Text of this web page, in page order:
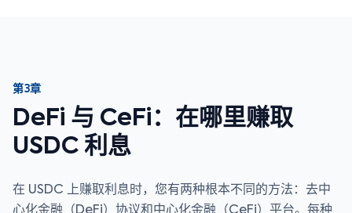
第3章
DeFi 与 CeFi：在哪里赚取
USDC 利息
在 USDC 上赚取利息时，您有两种根本不同的方法：去中